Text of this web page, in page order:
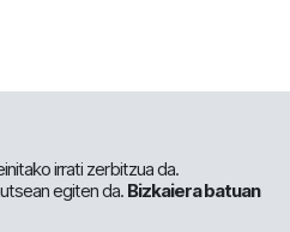
irrati zerbitzua da.
egiten da. Bizkaiera batuan